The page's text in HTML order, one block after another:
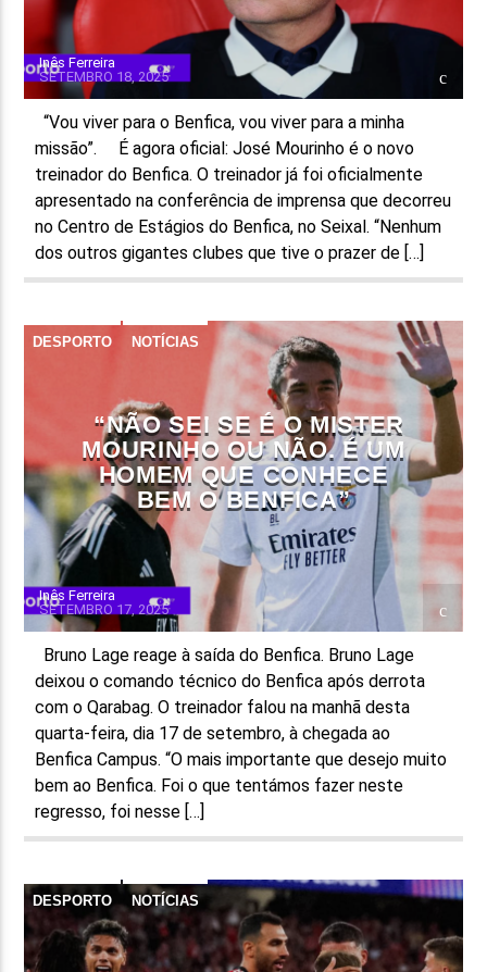
Inês Ferreira
SETEMBRO 18, 2025
“Vou viver para o Benfica, vou viver para a minha
missão”. É agora oficial: José Mourinho é o novo
treinador do Benfica. O treinador já foi oficialmente
apresentado na conferência de imprensa que decorreu
no Centro de Estágios do Benfica, no Seixal. “Nenhum
dos outros gigantes clubes que tive o prazer de […]
DESPORTO NOTÍCIAS
“NÃO SEI SE É O MISTER
MOURINHO OU NÃO. É UM
HOMEM QUE CONHECE
BEM O BENFICA”
Inês Ferreira
SETEMBRO 17, 2025
Bruno Lage reage à saída do Benfica. Bruno Lage
deixou o comando técnico do Benfica após derrota
com o Qarabag. O treinador falou na manhã desta
quarta-feira, dia 17 de setembro, à chegada ao
Benfica Campus. “O mais importante que desejo muito
bem ao Benfica. Foi o que tentámos fazer neste
regresso, foi nesse […]
DESPORTO NOTÍCIAS